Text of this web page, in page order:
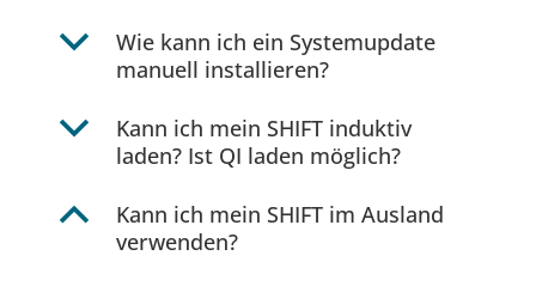
b
Wie kann ich ein Systemupdate
manuell installieren?
b
Kann ich mein SHIFT induktiv
laden? Ist QI laden möglich?
B
Kann ich mein SHIFT im Ausland
verwenden?